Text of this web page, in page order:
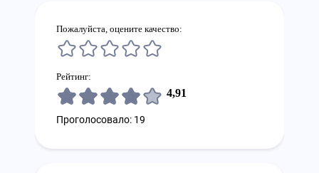
Пожалуйста, оцените качество:
Рейтинг:
4,91
Проголосовало: 19